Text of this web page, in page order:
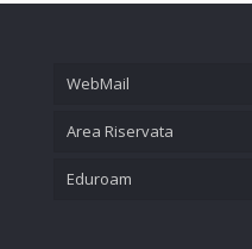
WebMail
Area Riservata
Eduroam